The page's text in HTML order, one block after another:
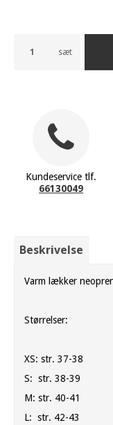
sæt
Kundeservice tlf.
66130049
Beskrivelse
Varm lækker
Størrelser:
XS: str. 37-38
S: str. 38-39
M: str. 40-41
L: str. 42-43